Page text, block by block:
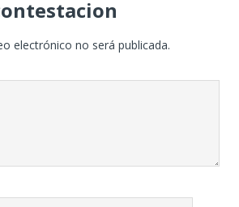
electrónico no será publicada.